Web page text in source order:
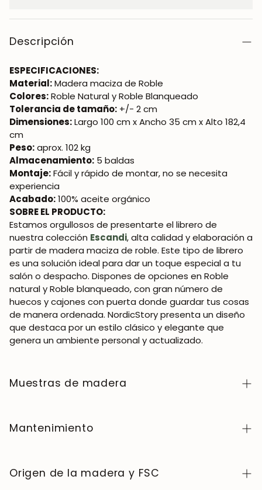
Descripción
ESPECIFICACIONES:
Material:Madera maciza de Roble
Colores:Roble Natural y Roble Blanqueado
Tolerancia de tamaño: +/- 2 cm
Dimensiones:Largo 100 cm x Ancho 35 cm x Alto 182,4
cm
Peso:aprox. 102 kg
Almacenamiento: 5 baldas
Montaje:Fácil y rápido de montar, no se necesita
experiencia
Acabado:100% aceite orgánico
SOBRE EL PRODUCTO:
Estamos orgullosos de presentarte el librero de
nuestra colección Escandi, alta calidad y elaboración a
partir de madera maciza de roble. Este tipo de librero
es una solución ideal para dar un toque especial a tu
salón o despacho. Dispones de opciones en Roble
natural y Roble blanqueado, con gran número de
huecos y cajones con puerta donde guardar tus cosas
de manera ordenada. NordicStory presenta un diseño
que destaca por un estilo clásico y elegante que
genera un ambiente personal y actualizado.
Muestras de madera
colección NordicStory, haga clic
Mantenimiento
apreciado por su carácter auténtico y su belleza que
evoluciona con el tiempo. Para conservarla en perfecto
Origen de la madera y FSC